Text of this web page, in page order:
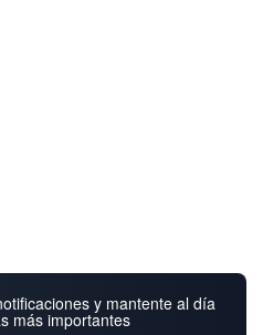
y mantente al día
más importantes